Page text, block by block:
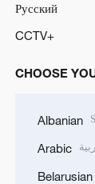
Русский
CCTV+
CHOOSE
Albanian
Arabic
Belarusian